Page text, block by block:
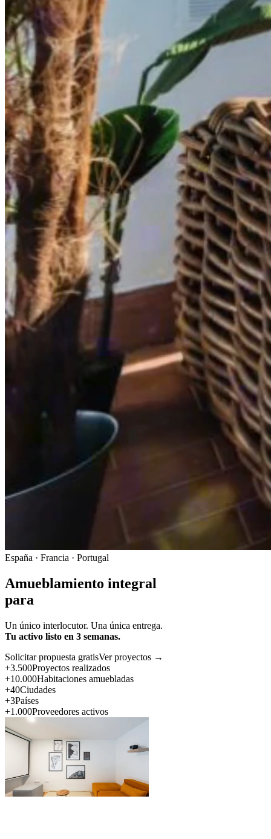
España · Francia · Portugal
Amueblamiento integral
para
Un único interlocutor. Una única entrega.
Tu activo listo en 3 semanas.
Solicitar propuesta gratisVer proyectos →
+3.500Proyectos realizados
+10.000Habitaciones amuebladas
+40Ciudades
+3Países
+1.000Proveedores activos